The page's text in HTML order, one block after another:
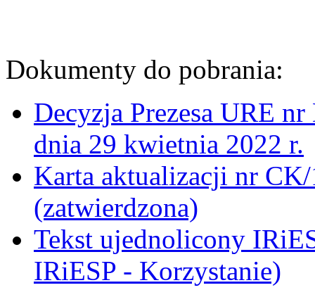
Dokumenty do pobrania:
Decyzja Prezesa URE
dnia 29 kwietnia 2022 r.
Karta aktualizacji nr
(zatwierdzona)
Tekst ujednolicony
IRiESP - Korzystanie)